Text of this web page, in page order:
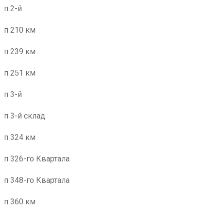
п 2-й
п 210 км
п 239 км
п 251 км
п 3-й
п 3-й склад
п 324 км
п 326-го Квартала
п 348-го Квартала
п 360 км